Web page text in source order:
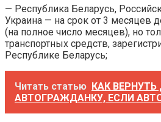
— Республика Беларусь,
Украина — на срок от 3 месяцев
(на полное число месяцев), но
транспортных средств,
Республике Беларусь;
Читать статью КАК ВЕРНУТЬ
АВТОГРАЖДАНКУ, ЕСЛИ